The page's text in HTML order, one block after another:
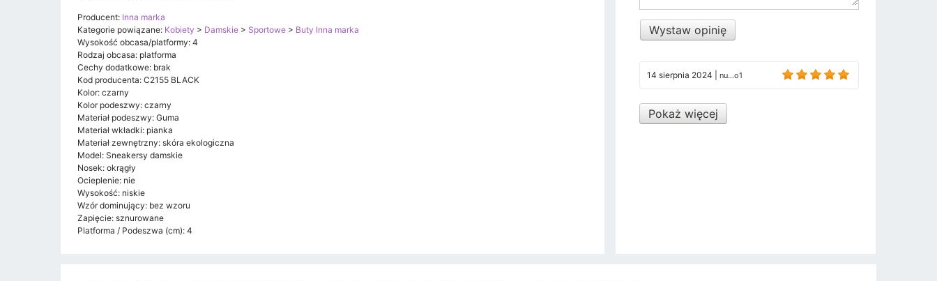
Producent: Inna marka
Kategorie powiązane: Kobiety > Damskie > Sportowe > Buty Inna marka
Wysokość obcasa/platformy: 4
Rodzaj obcasa: platforma
Cechy dodatkowe: brak
Kod producenta: C2155 BLACK
Kolor: czarny
Kolor podeszwy: czarny
Materiał podeszwy: Guma
Materiał wkładki: pianka
Materiał zewnętrzny: skóra ekologiczna
Model: Sneakersy damskie
Nosek: okrągły
Ocieplenie: nie
Wysokość: niskie
Wzór dominujący: bez wzoru
Zapięcie: sznurowane
Platforma / Podeszwa (cm): 4
Wystaw opinię
14 sierpnia 2024 nu...o1
Pokaż więcej